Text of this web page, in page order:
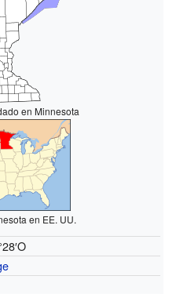
en Minnesota
en EE. UU.